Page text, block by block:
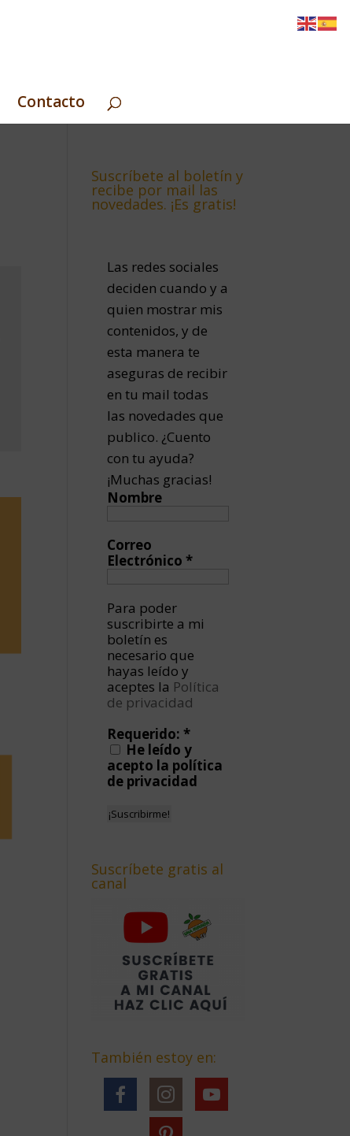
Contacto
Suscríbete al boletín y
recibe por mail las
novedades. ¡Es gratis!
Las redes sociales
deciden cuando y a
quien mostrar mis
contenidos, y de
esta manera te
aseguras de recibir
en tu mail todas
las novedades que
publico. ¿Cuento
con tu ayuda?
¡Muchas gracias!
Nombre
Correo
Electrónico*
Para poder
suscribirte a mi
boletín es
necesario que
hayas leído y
aceptes la Política
de privacidad
Requerido:*
He leído y
acepto la política
de privacidad
Suscríbete gratis al
canal
También estoy en: